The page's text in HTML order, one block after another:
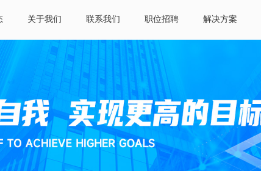
关于我们 联系我们 职位招聘 解决方案